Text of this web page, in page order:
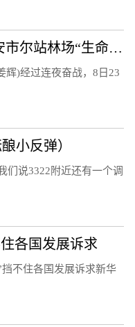
黑龙江：铺便道架钢梁 宁安市尔站林场“生命通道”打通
辉)经过连夜奋战，8日23
小反弹）
们说3322附近还有一个调
各国发展诉求
不住各国发展诉求新华